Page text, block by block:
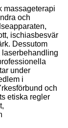
massageterapi
och
ischiasbesvär
Dessutom
under
i
och
etiska regler